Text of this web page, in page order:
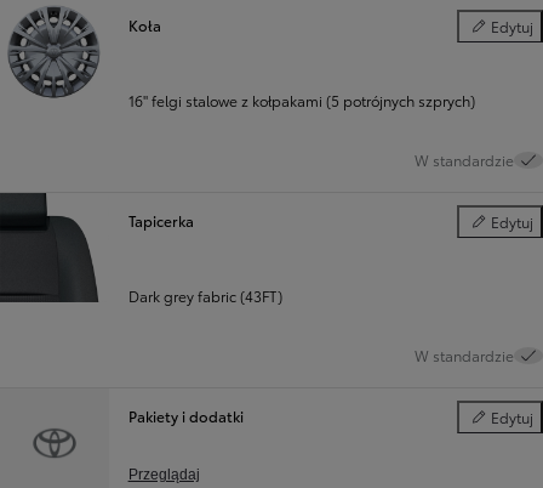
Koła Edytuj
Koła
16" felgi stalowe z kołpakami (5 potrójnych szprych)
W standardzie
Tapicerka Edytuj
Tapicerka
Dark grey fabric (43FT)
W standardzie
Pakiety i dodatki Edytuj
Pakiety i
Przeglądaj